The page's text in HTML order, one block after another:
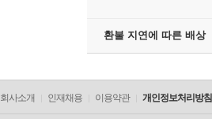
환불 지연에 따른 배상
회사소개 인재채용 이용약관 개인정보처리방침